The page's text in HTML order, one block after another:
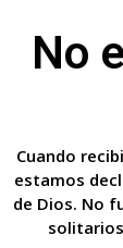
No
Cuando
estamos
de Dios. No